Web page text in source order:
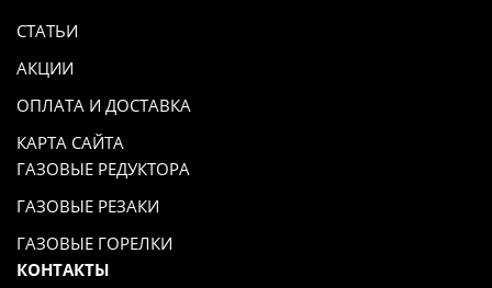
СТАТЬИ
АКЦИИ
ОПЛАТА И ДОСТАВКА
КАРТА САЙТА
ГАЗОВЫЕ РЕДУКТОРА
ГАЗОВЫЕ РЕЗАКИ
ГАЗОВЫЕ ГОРЕЛКИ
КОНТАКТЫ